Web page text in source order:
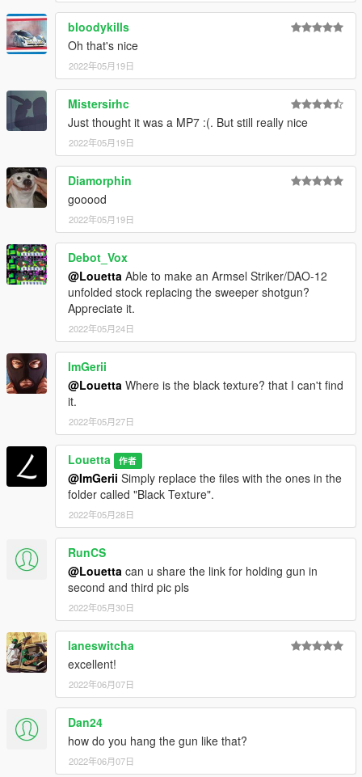
bloodykills
Oh that's nice
2022年05月19日
Mistersirhc
Just thought it was a MP7 :(. But still really nice
2022年05月19日
Diamorphin
gooood
2022年05月19日
Debot_Vox
@Louetta Able to make an Armsel Striker/DAO-12
unfolded stock replacing the sweeper shotgun?
Appreciate it.
2022年05月24日
ImGerii
@Louetta Where is the black texture? that I can't find
it.
2022年05月27日
Louetta 作者
@ImGerii Simply replace the files with the ones in the
folder called "Black Texture".
2022年05月28日
RunCS
@Louetta can u share the link for holding gun in
second and third pic pls
2022年05月30日
laneswitcha
excellent!
2022年06月07日
Dan24
how do you hang the gun like that?
2022年06月07日